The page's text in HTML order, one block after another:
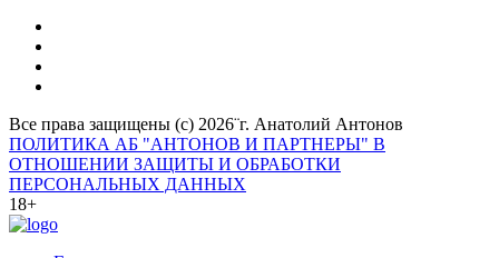
Все права защищены (с) 2026¨г. Анатолий Антонов
ПОЛИТИКА АБ "АНТОНОВ И ПАРТНЕРЫ" В
ОТНОШЕНИИ ЗАЩИТЫ И ОБРАБОТКИ
ПЕРСОНАЛЬНЫХ ДАННЫХ
18+